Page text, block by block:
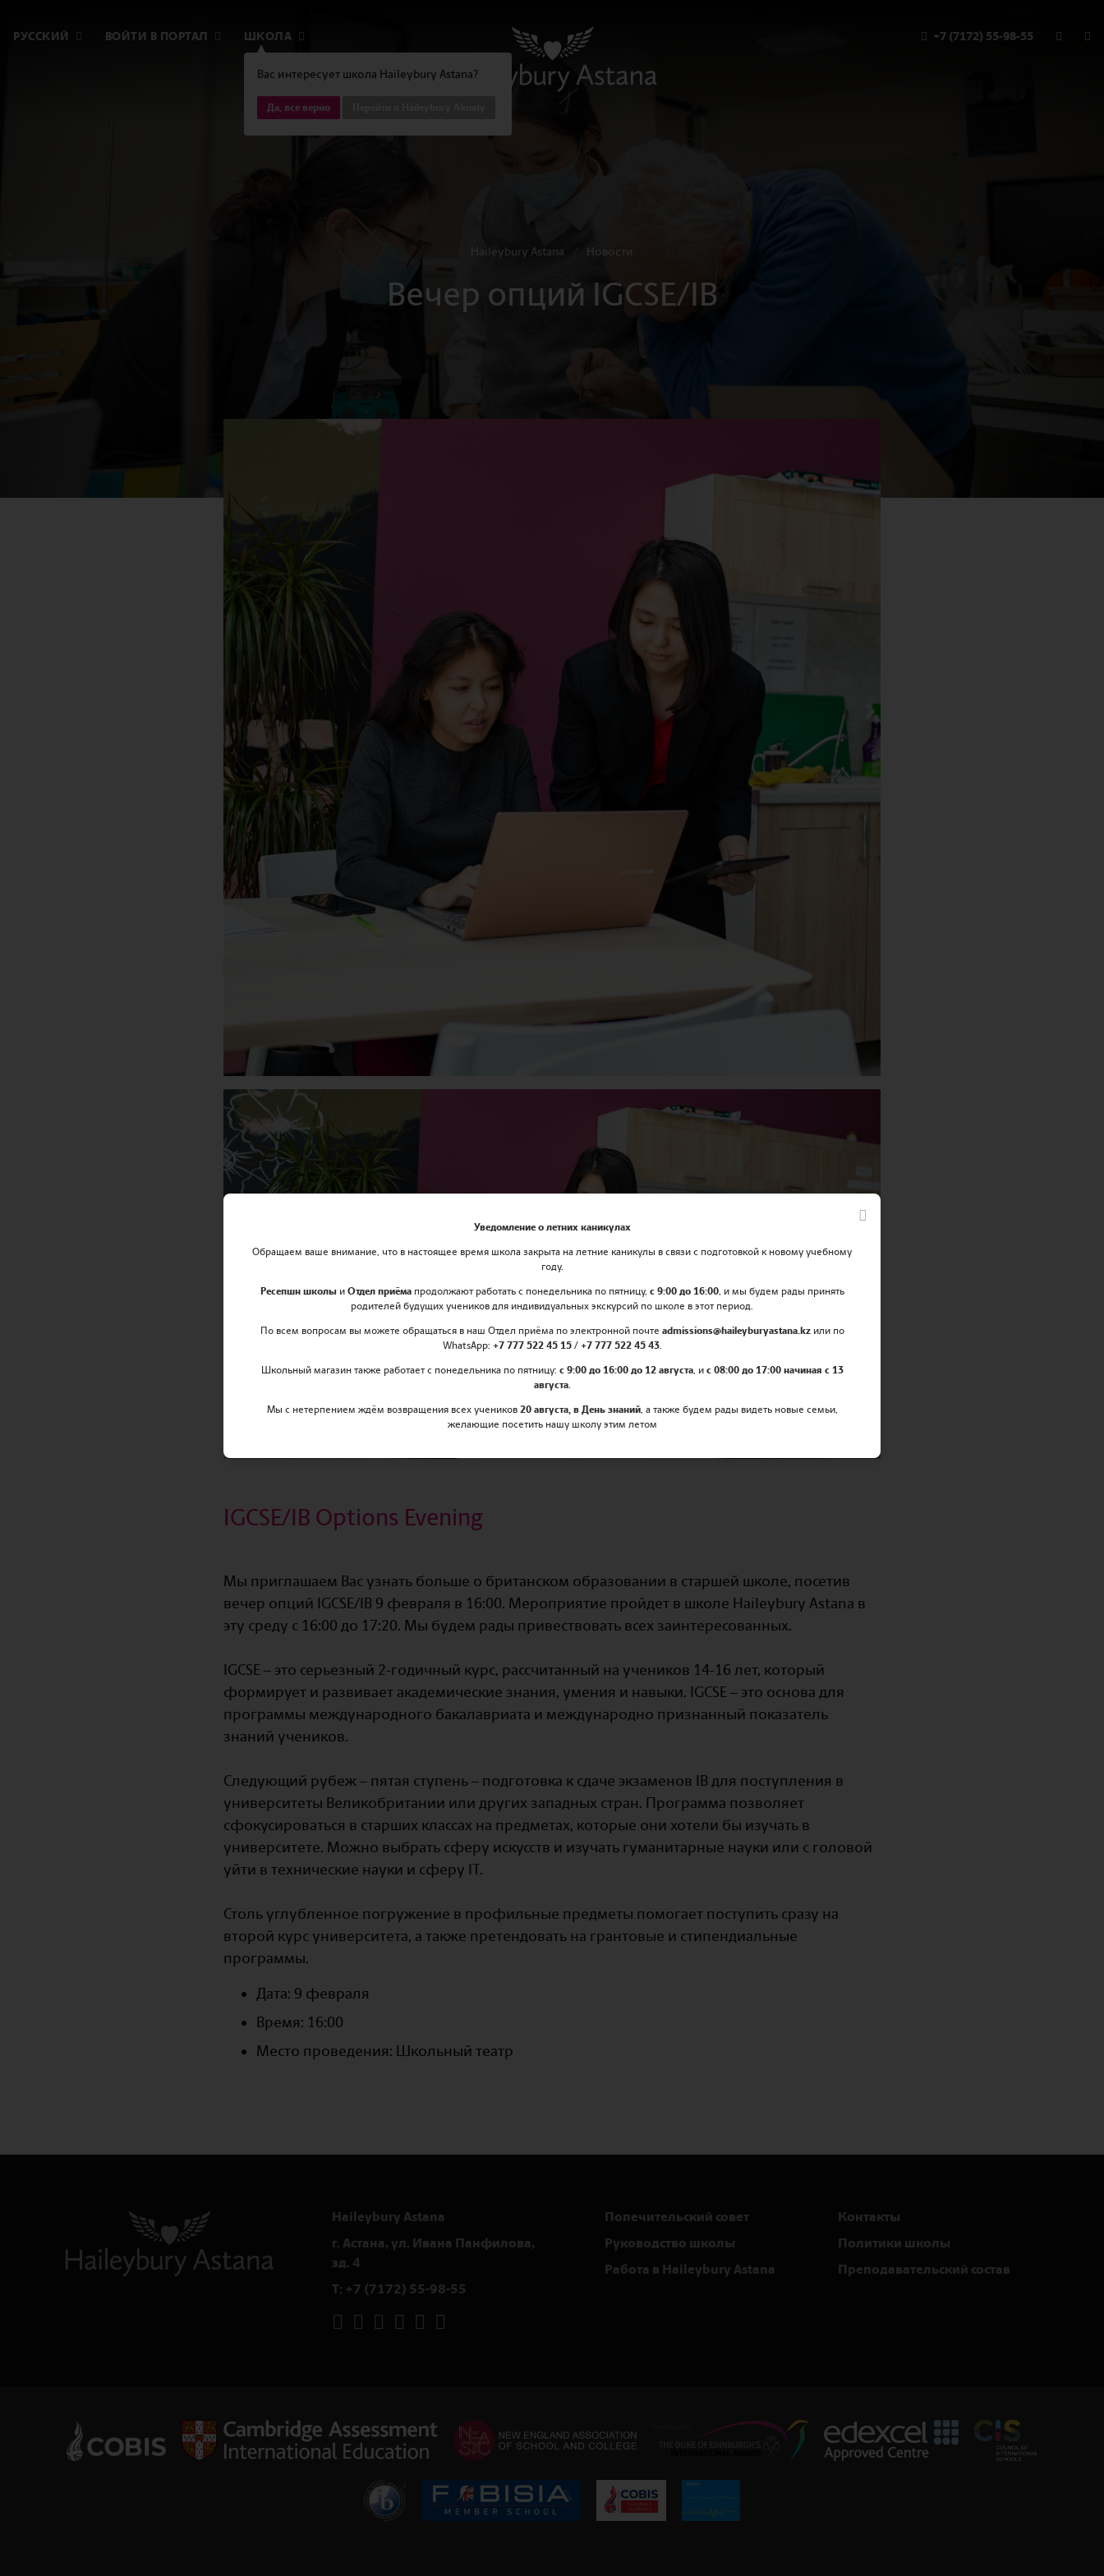
РУССКИЙ ВОЙТИ В ПОРТАЛ
Вас интересует школа Haileybury Astana?
Да, все верно
ШКОЛА +7 (7172) 55-98-55
Haileybury Astana Новости
Вечер опций IGCSE/IB
IGCSE/IB Options Evening
Мы приглашаем Вас узнать больше о британском образовании в старшей школе, посетив
вечер опций IGCSE/IB 9 февраля в 16:00. Мероприятие пройдет в школе Haileybury Astana в
эту среду с 16:00 до 17:20. Мы будем рады привествовать всех заинтересованных.
IGCSE – это серьезный 2-годичный курс, рассчитанный на учеников 14-16 лет, который
формирует и развивает академические знания, умения и навыки. IGCSE – это основа для
программы международного бакалавриата и международно признанный показатель
знаний учеников.
Следующий рубеж – пятая ступень – подготовка к сдаче экзаменов IB для поступления в
университеты Великобритании или других западных стран. Программа позволяет
сфокусироваться в старших классах на предметах, которые они хотели бы изучать в
университете. Можно выбрать сферу искусств и изучать гуманитарные науки или с головой
уйти в технические науки и сферу IT.
Столь углубленное погружение в профильные предметы помогает поступить сразу на
второй курс университета, а также претендовать на грантовые и стипендиальные
программы.
Дата: 9 февраля
Время: 16:00
Место проведения: Школьный театр
Haileybury Astana
г. Астана, ул. Ивана Панфилова,
зд. 4
T: +7 (7172) 55-98-55
Попечительский совет
Контакты
Руководство школы
Политики школы
Работа в Haileybury Astana
Преподавательский состав
Уведомление о летних каникулах
Обращаем ваше внимание, что в настоящее время школа закрыта на летние каникулы в связи с подготовкой к новому учебному
году.
Ресепшн школыи Отдел приёмапродолжают работать с понедельника по пятницу, с 9:00 до 16:00, и мы будем рады принять
родителей будущих учеников для индивидуальных экскурсий по школе в этот период.
По всем вопросам вы можете обращаться в наш Отдел приёма по электронной почте admissions@haileyburyastana.kzили по
WhatsApp: +7 777 522 45 15 / +7 777 522 45 43.
Школьный магазин также работает с понедельника по пятницу: с 9:00 до 16:00 до 12 августа, и с 08:00 до 17:00 начиная с 13
августа.
Мы с нетерпением ждём возвращения всех учеников 20 августа, в День знаний, а также будем рады видеть новые семьи,
желающие посетить нашу школу этим летом